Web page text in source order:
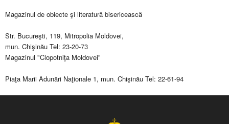
Magazinul de obiecte şi literatură bisericească
Str. Bucureşti, 119, Mitropolia Moldovei,
mun. Chişinău Tel: 23-20-73
Magazinul "Clopotniţa Moldovei"
Piaţa Marii Adunări Naţionale 1, mun. Chişinău Tel: 22-61-94